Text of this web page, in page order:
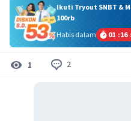
Ikuti Tryout SNBT &
100rb
Habis dalam
01 :16 :
1 2